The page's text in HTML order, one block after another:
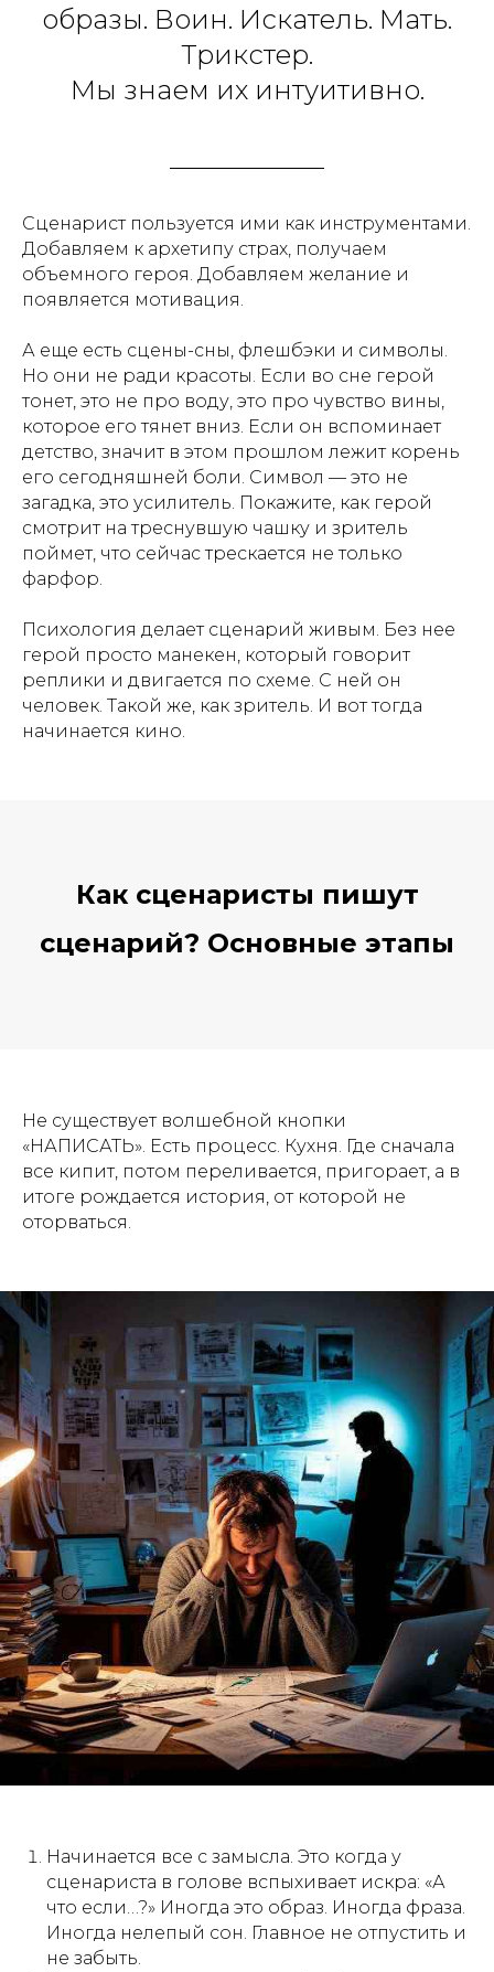
образы. Воин. Искатель. Мать.
Трикстер.
Мы знаем их интуитивно.
Сценарист пользуется ими как инструментами.
Добавляем к архетипу страх, получаем
объемного героя. Добавляем желание и
появляется мотивация.
А еще есть сцены-сны, флешбэки и символы.
Но они не ради красоты. Если во сне герой
тонет, это не про воду, это про чувство вины,
которое его тянет вниз. Если он вспоминает
детство, значит в этом прошлом лежит корень
его сегодняшней боли. Символ — это не
загадка, это усилитель. Покажите, как герой
смотрит на треснувшую чашку и зритель
поймет, что сейчас трескается не только
фарфор.
Психология делает сценарий живым. Без нее
герой просто манекен, который говорит
реплики и двигается по схеме. С ней он
человек. Такой же, как зритель. И вот тогда
начинается кино.
Как сценаристы пишут
сценарий? Основные этапы
Не существует волшебной кнопки
«НАПИСАТЬ». Есть процесс. Кухня. Где сначала
все кипит, потом переливается, пригорает, а в
итоге рождается история, от которой не
оторваться.
Начинается все с замысла. Это когда у
сценариста в голове вспыхивает искра: «А
что если…?» Иногда это образ. Иногда фраза.
Иногда нелепый сон. Главное не отпустить и
не забыть.